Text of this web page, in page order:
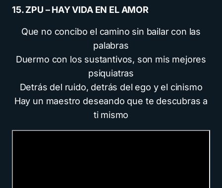
15. ZPU – HAY VIDA EN EL AMOR
Que no concibo el camino sin bailar con las
palabras
Duermo con los sustantivos, son mis mejores
psiquiatras
Detrás del ruido, detrás del ego y el cinismo
Hay un maestro deseando que te descubras a
ti mismo